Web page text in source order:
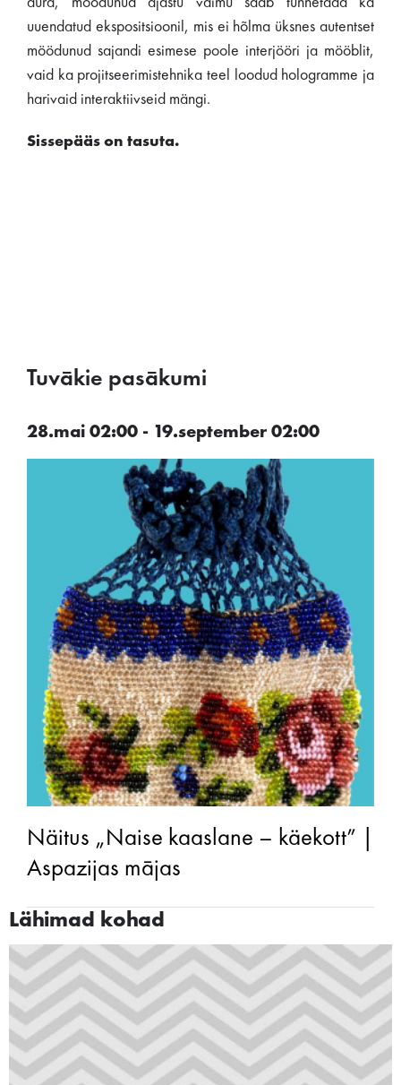
uuendatud ekspositsioonil, mis ei hõlma üksnes autentset
möödunud sajandi esimese poole interjööri ja mööblit,
vaid ka projitseerimistehnika teel loodud hologramme ja
harivaid interaktiivseid mängi.
Sissepääs on tasuta.
Tuvākie pasākumi
28.mai 02:00 - 19.september 02:00
Näitus „Naise kaaslane – käekott” |
Aspazijas mājas
Lähimad kohad